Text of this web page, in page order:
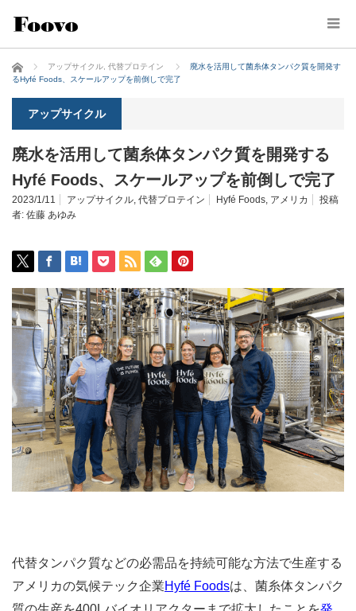
ホーム アップサイクル 代替プロテイン
廃水を活用して菌糸体タンパク質を開発す
るHyfé Foods、スケールアップを前倒しで完了
アップサイクル
廃水を活用して菌糸体タンパク質を開発する
Hyfé Foods、スケールアップを前倒しで完了
2023/1/11 アップサイクル, 代替プロテイン Hyfé Foods, アメリカ
投稿
者: 佐藤 あゆみ
代替タンパク質などの必需品を持続可能な方法で生産する
アメリカの気候テック企業Hyfé Foodsは、菌糸体タンパク